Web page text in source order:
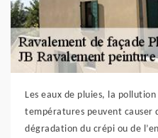
Les eaux de pluies, la
températures peuvent causer
dégradation du crépi ou de